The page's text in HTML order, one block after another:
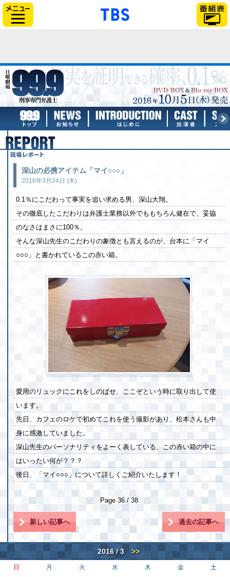
「TBSテレビ」トップ
TBSテレビ：日曜劇場『99.9－刑事専門弁
トップページお知らせ はじめに 出演
深山の必携アイテム「マイ○○○」
2016年3月24日 (木)
0.1％にこだわって事実を追い求める男、深山大翔。
その徹底したこだわりは弁護士業務以外でももちろん健在で、妥協
のなさはまさに100％。
そんな深山先生のこだわりの象徴とも言えるのが、台本に「マイ
○○○」と書かれているこの赤い箱。
愛用のリュックにこれをしのばせ、ここぞという時に取り出して使
います。
先日、カフェのロケで初めてこれを使う撮影があり、松本さんも中
身に感激していました。
深山先生のパーソナリティをよーく表している、この赤い箱の中に
はいったい何が？？？
後日、「マイ○○○」について詳しくご紹介いたします！
Page 36 / 38
新しい記事へ 過去の記事へ
2016 / 3 >>
日 月 火 水 木 金 土